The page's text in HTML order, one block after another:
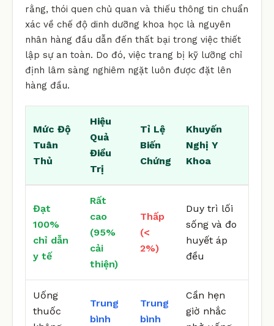
rằng, thói quen chủ quan và thiếu thông tin chuẩn
xác về chế độ dinh dưỡng khoa học là nguyên
nhân hàng đầu dẫn đến thất bại trong việc thiết
lập sự an toàn. Do đó, việc trang bị kỹ lưỡng chỉ
định lâm sàng nghiêm ngặt luôn được đặt lên
hàng đầu.
Mức Độ
Tuân
Thủ
Hiệu
Quả
Điều
Trị
Tỉ Lệ
Biến
Chứng
Khuyến
Nghị Y
Khoa
Đạt
100%
chỉ dẫn
y tế
Rất
cao
(95%
cải
thiện)
Thấp
(<
2%)
Duy trì lối
sống và đo
huyết áp
đều
Uống
thuốc
Trung
bình
Trung
bình
Cần hẹn
giờ nhắc